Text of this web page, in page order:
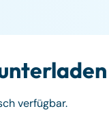
verfügbar.